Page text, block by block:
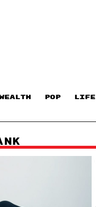
POP LIFE